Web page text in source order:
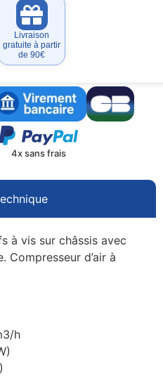
Livraison
gratuite à partir
de 90€
4x sans frais
à vis sur châssis avec
Compresseur d’air à
h